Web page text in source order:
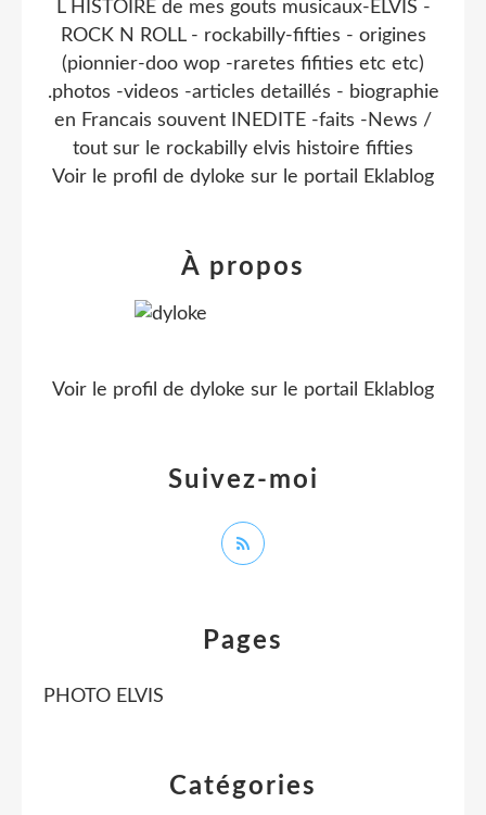
Catégories
Pages
PHOTO ELVIS
L HISTOIRE de mes gouts musicaux-ELVIS -
ROCK N ROLL - rockabilly-fifties - origines
(pionnier-doo wop -raretes fifities etc etc)
.photos -videos -articles detaillés - biographie
en Francais souvent INEDITE -faits -News /
tout sur le rockabilly elvis histoire fifties
Voir le profil de dyloke sur le portail Eklablog
Suivez-moi
À propos
Voir le profil de dyloke sur le portail Eklablog